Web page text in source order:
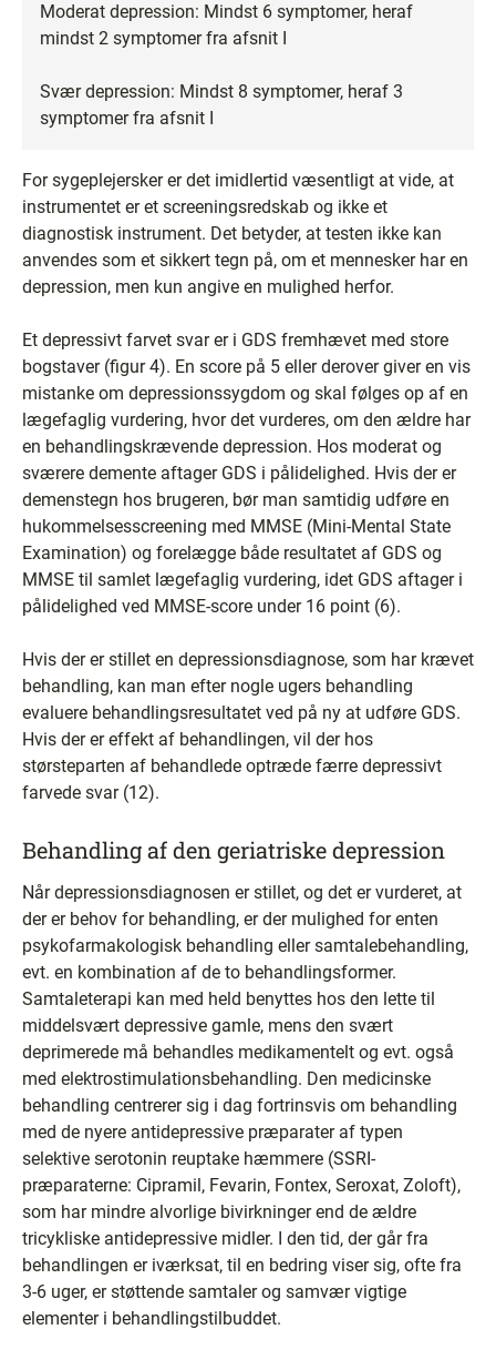
Moderat depression: Mindst 6 symptomer, heraf
mindst 2 symptomer fra afsnit I
Svær depression: Mindst 8 symptomer, heraf 3
symptomer fra afsnit I
For sygeplejersker er det imidlertid væsentligt at vide, at
instrumentet er et screeningsredskab og ikke et
diagnostisk instrument. Det betyder, at testen ikke kan
anvendes som et sikkert tegn på, om et mennesker har en
depression, men kun angive en mulighed herfor.
Et depressivt farvet svar er i GDS fremhævet med store
bogstaver (figur 4). En score på 5 eller derover giver en vis
mistanke om depressionssygdom og skal følges op af en
lægefaglig vurdering, hvor det vurderes, om den ældre har
en behandlingskrævende depression. Hos moderat og
sværere demente aftager GDS i pålidelighed. Hvis der er
demenstegn hos brugeren, bør man samtidig udføre en
hukommelsesscreening med MMSE (Mini-Mental State
Examination) og forelægge både resultatet af GDS og
MMSE til samlet lægefaglig vurdering, idet GDS aftager i
pålidelighed ved MMSE-score under 16 point (6).
Hvis der er stillet en depressionsdiagnose, som har krævet
behandling, kan man efter nogle ugers behandling
evaluere behandlingsresultatet ved på ny at udføre GDS.
Hvis der er effekt af behandlingen, vil der hos
størsteparten af behandlede optræde færre depressivt
farvede svar (12).
Behandling af den geriatriske depression
Når depressionsdiagnosen er stillet, og det er vurderet, at
der er behov for behandling, er der mulighed for enten
psykofarmakologisk behandling eller samtalebehandling,
evt. en kombination af de to behandlingsformer.
Samtaleterapi kan med held benyttes hos den lette til
middelsvært depressive gamle, mens den svært
deprimerede må behandles medikamentelt og evt. også
med elektrostimulationsbehandling. Den medicinske
behandling centrerer sig i dag fortrinsvis om behandling
med de nyere antidepressive præparater af typen
selektive serotonin reuptake hæmmere (SSRI-
præparaterne: Cipramil, Fevarin, Fontex, Seroxat, Zoloft),
som har mindre alvorlige bivirkninger end de ældre
tricykliske antidepressive midler. I den tid, der går fra
behandlingen er iværksat, til en bedring viser sig, ofte fra
3-6 uger, er støttende samtaler og samvær vigtige
elementer i behandlingstilbuddet.